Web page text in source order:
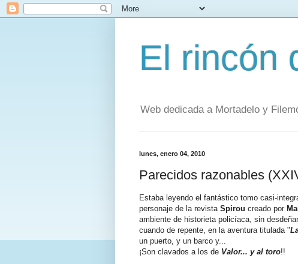
El rincón
Web dedicada a Mortadelo y
lunes, enero 04, 2010
Parecidos razonables
Estaba leyendo el fantástico tomo casi-
personaje de la revista Spirou creado por
ambiente de historieta policíaca, sin
cuando de repente, en la aventura titulada "
un puerto, y un barco y...
¡Son clavados a los de Valor... y al toro!!